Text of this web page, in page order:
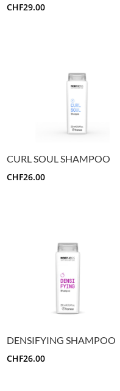
CHF29.00
CURL SOUL SHAMPOO
CHF26.00
DENSIFYING SHAMPOO
CHF26.00